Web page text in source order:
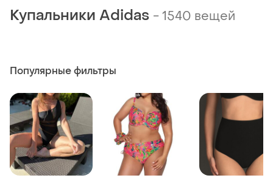
Купальники Adidas -1540 вещей
Популярные фильтры